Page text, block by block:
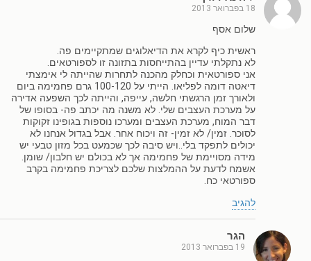
18 בפברואר 2013
שלום אסף
ראשית כיף לקרא את הדיאלוגים שמתקיימים פה.
לא נתקלתי עדיין בהתייחסות בתזונה זו לספורטאים.
אני ספורטאית וכחלק מהכנה לתחרות שהייתה לי אימצתי
דיאטה דומה לפליאו. הייתי על 100-120 גרם פחמימה ביום
ולאורך זמן הרגשתי חלשה, עייפה, והייתה לכך השפעה אדירה
על מערכת העצבים שלי. לא משנה מה יכתב פה- בסופו של
דבר המוח, מערכת העצבים ומערכו נוספות בגופינו זקוקות
לסוכר. זמין/ לא זמין- זה ויכוח אחר. אבל בגדול אנחנו לא
יכולים לתפקד בלי..ויש סיבה לכך שכמעט בכל מזון טבעי יש
מידה מסויימת של פחמימה אך לא בכולם יש חלבון/ שומן.
אשמח לדעת על ההמלצות שלכם לצריכת פחמימה בקרב
ספורטאי כח.
להגיב
הגר
19 בפברואר 2013